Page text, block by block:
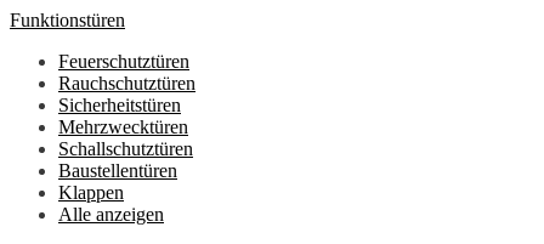
Funktionstüren
Feuerschutztüren
Rauchschutztüren
Sicherheitstüren
Mehrzwecktüren
Schallschutztüren
Baustellentüren
Klappen
Alle anzeigen